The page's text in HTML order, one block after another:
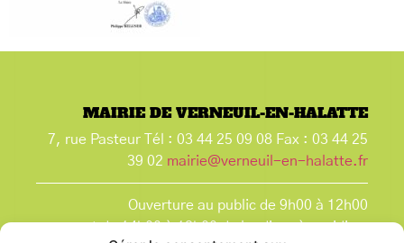
MAIRIE DE VERNEUIL-EN-HALATTE
7, rue Pasteur Tél : 03 44 25 09 08 Fax : 03 44 25
39 02 mairie@verneuil-en-halatte.fr
Ouverture au public de 9h00 à 12h00
et de 14h00 à 18h00 du lundi après-midi au